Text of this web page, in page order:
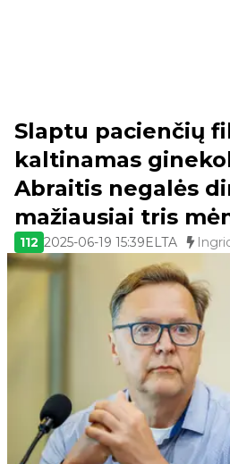
Slaptu pacienčių
kaltinamas
Abraitis negalės
mažiausiai tris
112 2025-06-19 15:39ELTA